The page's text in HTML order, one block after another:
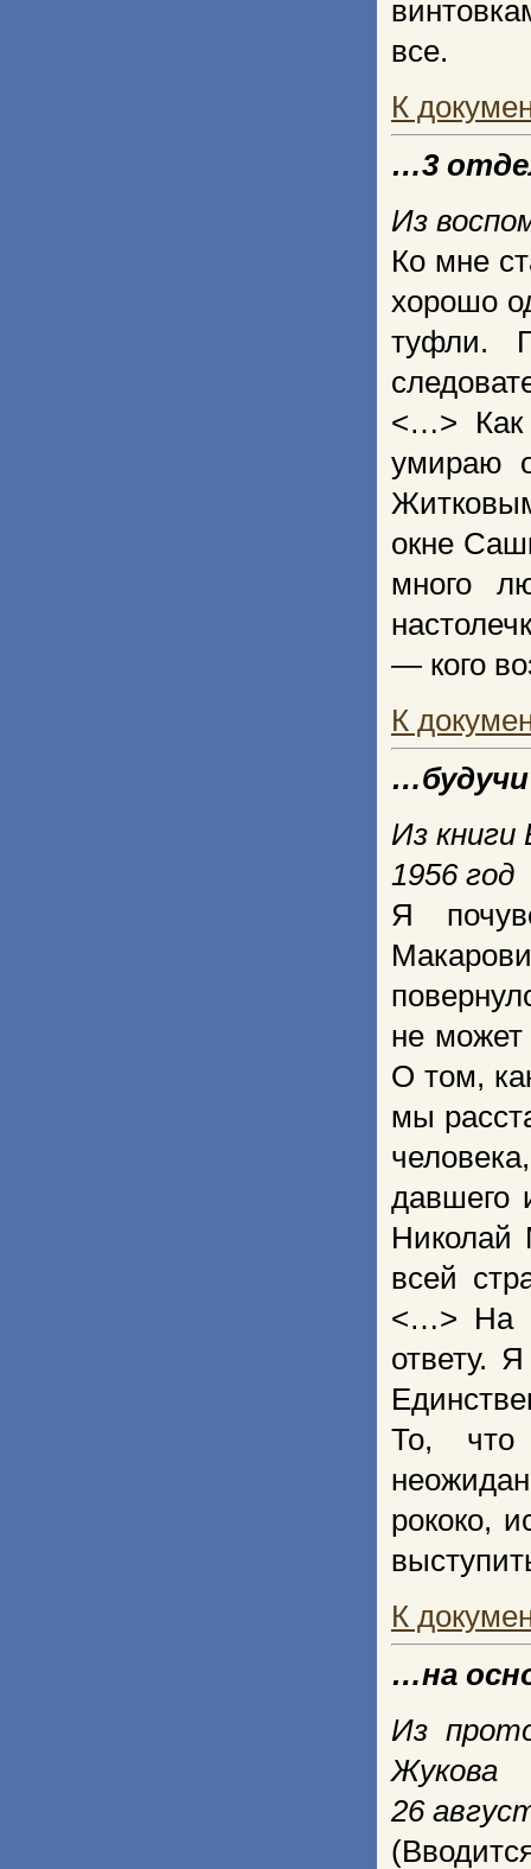
все.
К
…3
Из
Ко мне
хорошо
туфли.
<…> Как
умираю
окне
много
— кого
К
Из книги
1956 год
Я
не
О том,
мы
давшего
Николай
всей
<…> На
ответу.
То, что
рококо,
К
…на
Из
Жукова
26